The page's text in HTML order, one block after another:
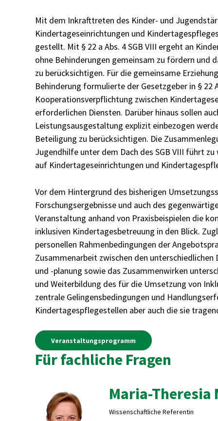
Mit dem Inkrafttreten des Kinder- und
Kindertageseinrichtungen und
gestellt. Mit § 22 a Abs. 4 SGB VIII ergeht an
ohne Behinderungen gemeinsam zu fördern und
zu berücksichtigen. Für die gemeinsame
Behinderung formulierte der Gesetzgeber in § 22
Kooperationsverpflichtung zwischen
erforderlichen Diensten. Darüber hinaus sollen
Leistungsausgestaltung explizit einbezogen
Beteiligung zu berücksichtigen. Die
Jugendhilfe unter dem Dach des SGB VIII führt
auf Kindertageseinrichtungen und
Vor dem Hintergrund des bisherigen
Forschungsergebnisse und auch des
Veranstaltung anhand von Praxisbeispielen die
inklusiven Kindertagesbetreuung in den Blick.
personellen Rahmenbedingungen der
Zusammenarbeit zwischen den
und -planung sowie das Zusammenwirken
und Weiterbildung des für die Umsetzung von
zentrale Gelingensbedingungen und
Kindertagespflegestellen aber auch die sie
Veranstaltungsprogramm
Für fachliche Fragen
Maria-Theresia
Wissenschaftliche Referentin